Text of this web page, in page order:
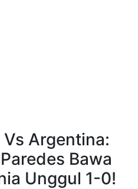
Argentina:
Bawa
Unggul 1-0!